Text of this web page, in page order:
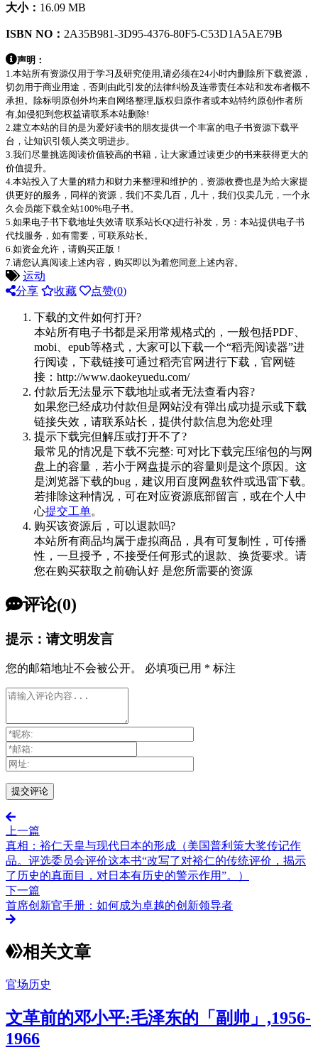
大小： 16.09 MB
ISBN NO： 2A35B981-3D95-4376-80F5-C53D1A5AE79B
声明：
1.本站所有资源仅用于学习及研究使用,请必须在24小时内删除所下载资源，
切勿用于商业用途，否则由此引发的法律纠纷及连带责任本站和发布者概不
承担。除标明原创外均来自网络整理,版权归原作者或本站特约原创作者所
有,如侵犯到您权益请联系本站删除!
2.建立本站的目的是为爱好读书的朋友提供一个丰富的电子书资源下载平
台，让知识引领人类文明进步。
3.我们尽量挑选阅读价值较高的书籍，让大家通过读更少的书来获得更大的
价值提升。
4.本站投入了大量的精力和财力来整理和维护的，资源收费也是为给大家提
供更好的服务，同样的资源，我们不卖几百，几十，我们仅卖几元，一个永
久会员能下载全站100%电子书。
5.如果电子书下载地址失效请 联系站长QQ进行补发，另：本站提供电子书
代找服务，如有需要，可联系站长。
6.如资金允许，请购买正版！
7.请您认真阅读上述内容，购买即以为着您同意上述内容。
运动
分享
收藏 点赞(0)
下载的文件如何打开?
本站所有电子书都是采用常规格式的，一般包括PDF、
mobi、epub等格式，大家可以下载一个“稻壳阅读器”进
行阅读，下载链接可通过稻壳官网进行下载，官网链
接：http://www.daokeyuedu.com/
付款后无法显示下载地址或者无法查看内容?
如果您已经成功付款但是网站没有弹出成功提示或下载
链接失效，请联系站长，提供付款信息为您处理
提示下载完但解压或打开不了?
最常见的情况是下载不完整: 可对比下载完压缩包的与网
盘上的容量，若小于网盘提示的容量则是这个原因。这
是浏览器下载的bug，建议用百度网盘软件或迅雷下载。
若排除这种情况，可在对应资源底部留言，或在个人中
心提交工单。
购买该资源后，可以退款吗?
本站所有商品均属于虚拟商品，具有可复制性，可传播
性，一旦授予，不接受任何形式的退款、换货要求。请
您在购买获取之前确认好 是您所需要的资源
评论(0)
提示：请文明发言
您的邮箱地址不会被公开。 必填项已用 * 标注
上一篇
真相：裕仁天皇与现代日本的形成（美国普利策大奖传记作
品。评选委员会评价这本书“改写了对裕仁的传统评价，揭示
了历史的真面目，对日本有历史的警示作用”。）
下一篇
首席创新官手册：如何成为卓越的创新领导者
相关文章
官场历史
文革前的邓小平:毛泽东的「副帅」,1956-
1966